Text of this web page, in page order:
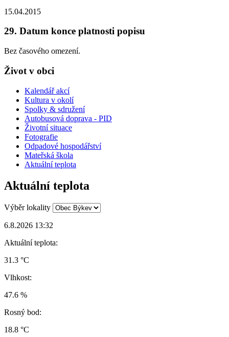
15.04.2015
29. Datum konce platnosti popisu
Bez časového omezení.
Život v obci
Kalendář akcí
Kultura v okolí
Spolky & sdružení
Autobusová doprava - PID
Životní situace
Fotografie
Odpadové hospodářství
Mateřská škola
Aktuální teplota
Aktuální teplota
Výběr lokality
6.8.2026 13:32
Aktuální teplota:
31.3 °C
Vlhkost:
47.6 %
Rosný bod:
18.8 °C